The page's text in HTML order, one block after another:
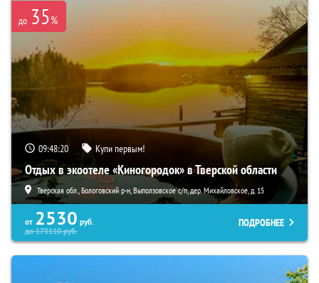
до 35%
09:48:19 Купи первым!
Отдых в экоотеле «Киногородок» в Тверской области
Тверская обл., Бологовский р-н, Выползовское с/п, дер. Михайловское, д. 15
от 2530 руб.
до173110руб.
ПОДРОБНЕЕ